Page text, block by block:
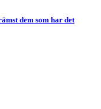
dem som har det